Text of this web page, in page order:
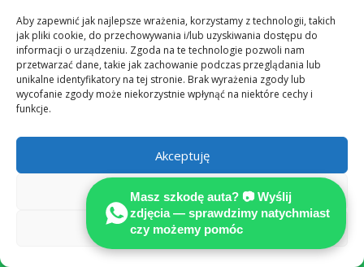
Aby zapewnić jak najlepsze wrażenia, korzystamy z technologii, takich
jak pliki cookie, do przechowywania i/lub uzyskiwania dostępu do
informacji o urządzeniu. Zgoda na te technologie pozwoli nam
przetwarzać dane, takie jak zachowanie podczas przeglądania lub
unikalne identyfikatory na tej stronie. Brak wyrażenia zgody lub
wycofanie zgody może niekorzystnie wpłynąć na niektóre cechy i
funkcje.
Akceptuję
Odmów
Zobacz preferencje
Pełne odszkodowanie w EURO w Niemczech z OC sprawcy!
– ZAPYTAJ EKSPERTA !
– MOWIMY PO POLSKU !

Masz szkodę auta? 📷 Wyślij
zdjęcia — sprawdzimy natychmiast
czy możemy pomóc